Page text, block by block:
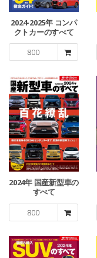
2024-2025年 コンパ
クトカーのすべて
800
2024年 国産新型車の
すべて
800